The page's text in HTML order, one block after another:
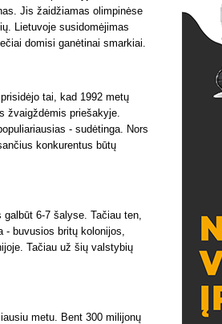
Jis žaidžiamas olimpinėse
Lietuvoje susidomėjimas
domisi ganėtinai smarkiai.
tai, kad 1992 metų
žvaigždėmis priešakyje.
- sudėtinga. Nors
konkurentus būtų
6-7 šalyse. Tačiau ten,
buvusios britų kolonijos,
Tačiau už šių valstybių
metu. Bent 300 milijonų